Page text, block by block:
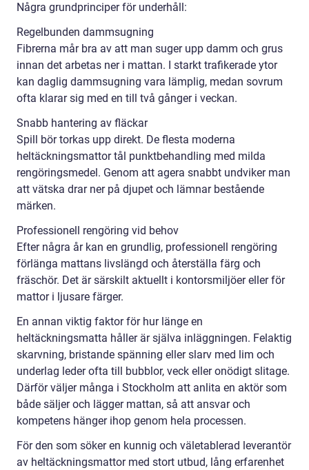
Några grundprinciper för underhåll:
Regelbunden dammsugning
Fibrerna mår bra av att man suger upp damm och grus
innan det arbetas ner i mattan. I starkt trafikerade ytor
kan daglig dammsugning vara lämplig, medan sovrum
ofta klarar sig med en till två gånger i veckan.
Snabb hantering av fläckar
Spill bör torkas upp direkt. De flesta moderna
heltäckningsmattor tål punktbehandling med milda
rengöringsmedel. Genom att agera snabbt undviker man
att vätska drar ner på djupet och lämnar bestående
märken.
Professionell rengöring vid behov
Efter några år kan en grundlig, professionell rengöring
förlänga mattans livslängd och återställa färg och
fräschör. Det är särskilt aktuellt i kontorsmiljöer eller för
mattor i ljusare färger.
En annan viktig faktor för hur länge en
heltäckningsmatta håller är själva inläggningen. Felaktig
skarvning, bristande spänning eller slarv med lim och
underlag leder ofta till bubblor, veck eller onödigt slitage.
Därför väljer många i Stockholm att anlita en aktör som
både säljer och lägger mattan, så att ansvar och
kompetens hänger ihop genom hela processen.
För den som söker en kunnig och väletablerad leverantör
av heltäckningsmattor med stort utbud, lång erfarenhet